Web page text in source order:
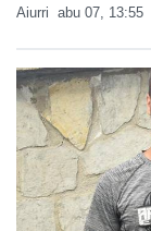
Aiurri abu 07, 13:55